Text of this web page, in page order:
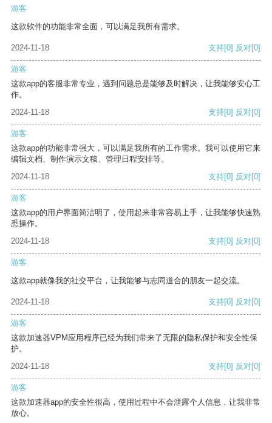
游客
这款软件的功能非常全面，可以满足我所有需求。
2024-11-18 支持[0] 反对[0]
游客
这款app的客服非常专业，遇到问题总是能够及时解决，让我能够安心工
作。
2024-11-18
支持[0] 反对[0]
游客
这款app的功能非常强大，可以满足我所有的工作需求。我可以使用它来
编辑文档、制作演示文稿、管理日程安排等。
2024-11-18
支持[0] 反对[0]
游客
这款app的用户界面简洁明了，使用起来非常容易上手，让我能够快速熟
悉操作。
2024-11-18
支持[0] 反对[0]
游客
这款app就像我的社交平台，让我能够与志同道合的朋友一起交流。
2024-11-18 支持[0] 反对[0]
游客
这款加速器VPM应用程序已经为我们带来了无限的隐私保护和安全性保
护。
2024-11-18
支持[0] 反对[0]
游客
这款加速器app的安全性很高，使用过程中不会泄露个人信息，让我非常
放心。